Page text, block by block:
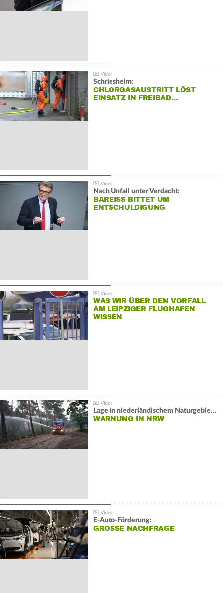
Schriesheim:
CHLORGASAUSTRITT LÖST
EINSATZ IN FREIBAD…
Nach Unfall unter Verdacht:
BAREISS BITTET UM E
NTSCHULDIGUNG
WAS WIR ÜBER DEN VORFALL
AM LEIPZIGER FLUGHAFEN
WISSEN
Lage in niederländischem Naturgebiet stabil
WARNUNG IN NRW
E-Auto-Förderung:
GROSSE NACHFRAGE